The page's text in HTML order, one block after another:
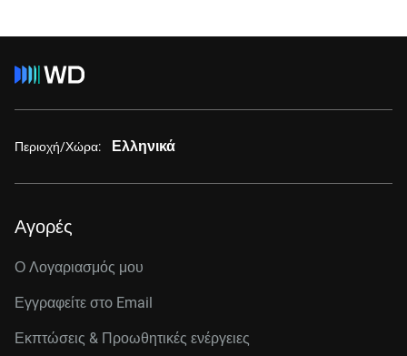
Περιοχή/Χώρα: Ελληνικά
Αγορές
Ο Λογαριασμός μου
Εγγραφείτε στo Email
Εκπτώσεις & Προωθητικές ενέργειες